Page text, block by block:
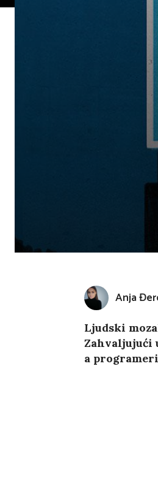
Anja
Ljudski
Zahvaljujući
a